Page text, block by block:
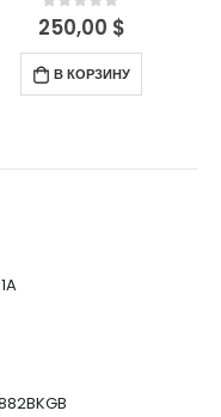
0out of 5
250,00 $
В КОРЗИНУ